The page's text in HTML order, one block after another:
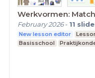
Werkvormen:
February 2026- 11
New lesson editor
Basisschool